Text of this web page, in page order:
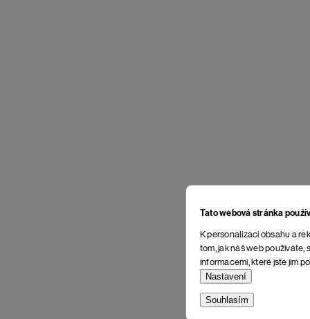
Tato webová stránka
K personalizaci obsahu a
tom, jak náš web používáte,
informacemi, které jste jim
Nastavení
Souhlasím